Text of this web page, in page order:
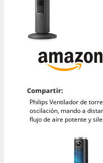
Compartir:
Philips Ventilador de
oscilación, mando a
flujo de aire potente y